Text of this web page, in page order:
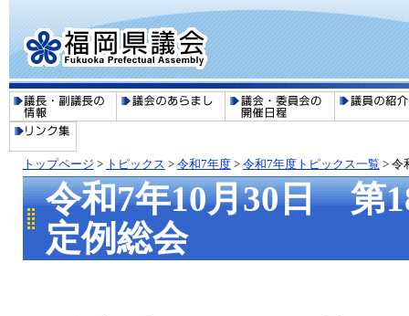
トップページ > トピックス > 令和7年度> 令和7年度トピックス一覧 > 令
令和7年10月30日 第
定例総会